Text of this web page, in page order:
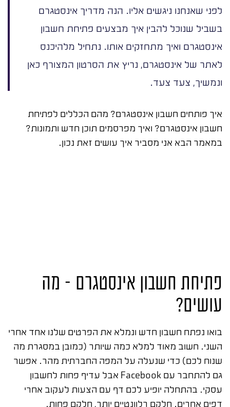
לפני שאנחנו ניגשים אליו. הנה מדריך אינסטגרם
בשביל שנוכל להבין איך מבצעים פתיחת חשבון
אינסטגרם ואיך מתחזקים אותו. נתחיל מלהיכנס
לאתר של אינסטגרם, נריץ את הסרטון המצורף כאן
ונמשיך, צעד צעד.
איך פותחים חשבון אינסטגרם? מהם הכללים לפתיחת
חשבון אינסטגרם? ואיך מפרסמים תוכן חדש ותמונות?
במאמר הבא אני מסביר איך עושים זאת נכון.
פתיחת חשבון אינסטגרם – מה
עושים?
בואו נפתח חשבון חדש ונמלא את הפרטים שלנו אחד אחרי
השני. חשוב מאוד למלא כמה שיותר (כמובן במסגרת מה
שנוח לכם) כדי שנעלה על המפה החברתית מהר. אפשר
גם להתחבר עם Facebook אבל עדיף פחות לחשבון
עסקי. בהתחלה יופיע לכם דף עם הצעות לעקוב אחרי
דפים אחרים. חלקם רלוונטיים יותר, חלקם פחות.